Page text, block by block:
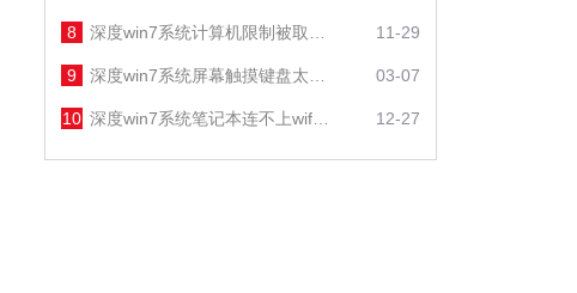
8 11-29
9 03-07
10 12-27